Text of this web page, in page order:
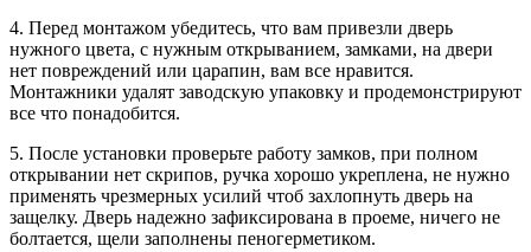
4. Перед монтажом убедитесь, что вам привезли дверь
нужного цвета, с нужным открыванием, замками, на двери
нет повреждений или царапин, вам все нравится.
Монтажники удалят заводскую упаковку и продемонстрируют
все что понадобится.
5. После установки проверьте работу замков, при полном
открывании нет скрипов, ручка хорошо укреплена, не нужно
применять чрезмерных усилий чтоб захлопнуть дверь на
защелку. Дверь надежно зафиксирована в проеме, ничего не
болтается, щели заполнены пеногерметиком.